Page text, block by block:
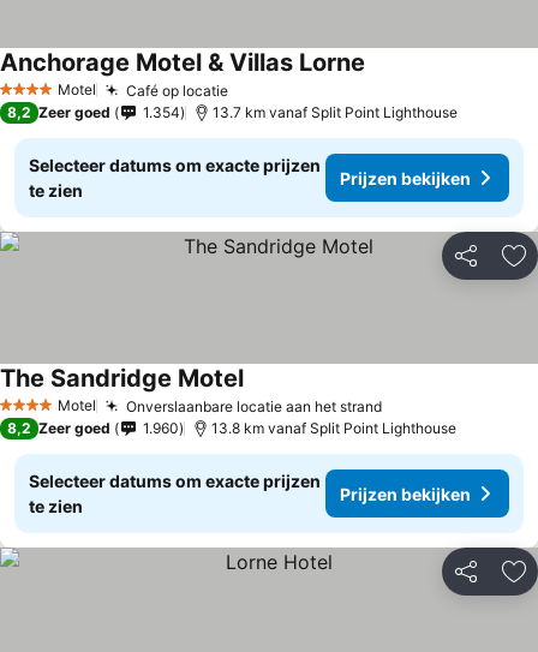
4 SterrenMotel Café op locatie
Anchorage Motel & Villas Lorne
8,2 Zeer goed 1.354 13.7 km vanaf Split Point Lighthouse
Selecteer datums om exacte prijzen
te zien
Prijzen bekijken
Delen
4 SterrenMotel Onverslaanbare locatie aan het strand
The Sandridge Motel
8,2 Zeer goed 1.960 13.8 km vanaf Split Point Lighthouse
Selecteer datums om exacte prijzen
te zien
Prijzen bekijken
Delen